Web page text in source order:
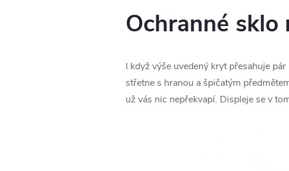
Ochranné
I když výše uvedený kryt přesahuje
střetne s hranou a špičatým
už vás nic nepřekvapí. Displeje se v